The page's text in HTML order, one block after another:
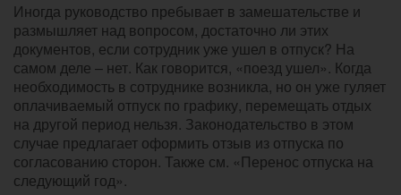
Иногда руководство пребывает в замешательстве и
размышляет над вопросом, достаточно ли этих
документов, если сотрудник уже ушел в отпуск? На
самом деле – нет. Как говорится, «поезд ушел». Когда
необходимость в сотруднике возникла, но он уже гуляет
оплачиваемый отпуск по графику, перемещать отдых
на другой период нельзя. Законодательство в этом
случае предлагает оформить отзыв из отпуска по
согласованию сторон. Также см. «Перенос отпуска на
следующий год».